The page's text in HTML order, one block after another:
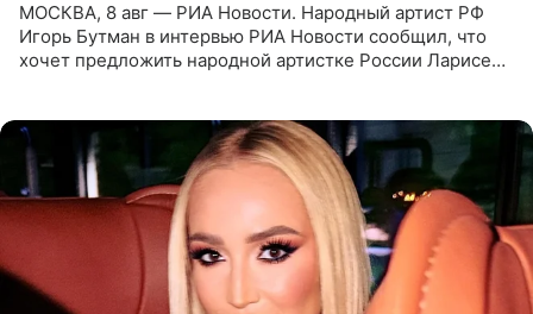
МОСКВА, 8 авг — РИА Новости. Народный артист РФ
Игорь Бутман в интервью РИА Новости сообщил, что
хочет предложить народной артистке России Ларисе